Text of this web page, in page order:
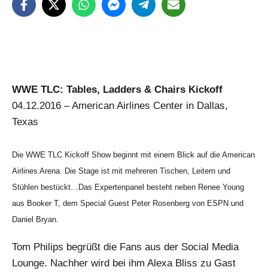
WWE TLC: Tables, Ladders & Chairs Kickoff
04.12.2016 – American Airlines Center in Dallas,
Texas
Die WWE TLC Kickoff Show beginnt mit einem Blick auf die American
Airlines Arena. Die Stage ist mit mehreren Tischen, Leitern und
Stühlen bestückt…Das Expertenpanel besteht neben Renee Young
aus Booker T, dem Special Guest Peter Rosenberg von ESPN und
Daniel Bryan.
Tom Philips begrüßt die Fans aus der Social Media
Lounge. Nachher wird bei ihm Alexa Bliss zu Gast